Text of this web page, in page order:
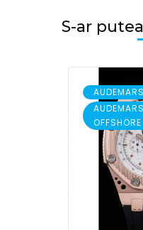
S-ar
OFFSHORE